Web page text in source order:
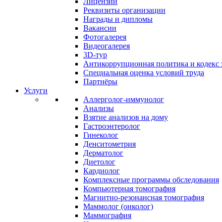
Реквизиты организации
Награды и дипломы
Вакансии
Фотогалерея
Видеогалерея
3D-тур
Антикоррупционная политика и кодекс
Специальная оценка условий труда
Партнёры
Услуги
Аллерголог-иммунолог
Анализы
Взятие анализов на дому
Гастроэнтеролог
Гинеколог
Денситометрия
Дерматолог
Диетолог
Кардиолог
Комплексные программы обследования
Компьютерная томография
Магнитно-резонансная томография
Маммолог (онколог)
Маммография